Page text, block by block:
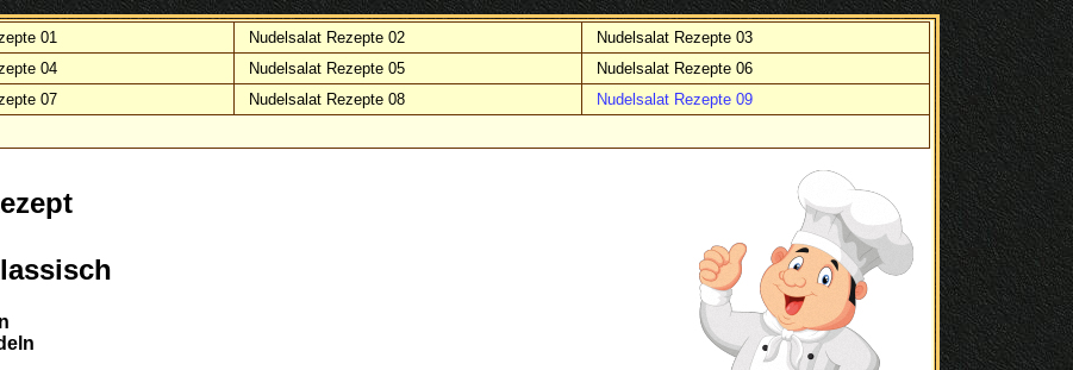
01 Nudelsalat Rezepte 02
Nudelsalat Rezepte 03
04 Nudelsalat Rezepte 05
Nudelsalat Rezepte 06
07
Nudelsalat Rezepte 08 Nudelsalat Rezepte 09